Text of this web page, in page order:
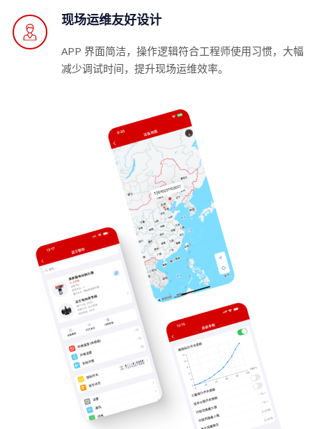
现场运维友好设计
APP 界面简洁，操作逻辑符合工程师使用习惯，大幅
减少调试时间，提升现场运维效率。